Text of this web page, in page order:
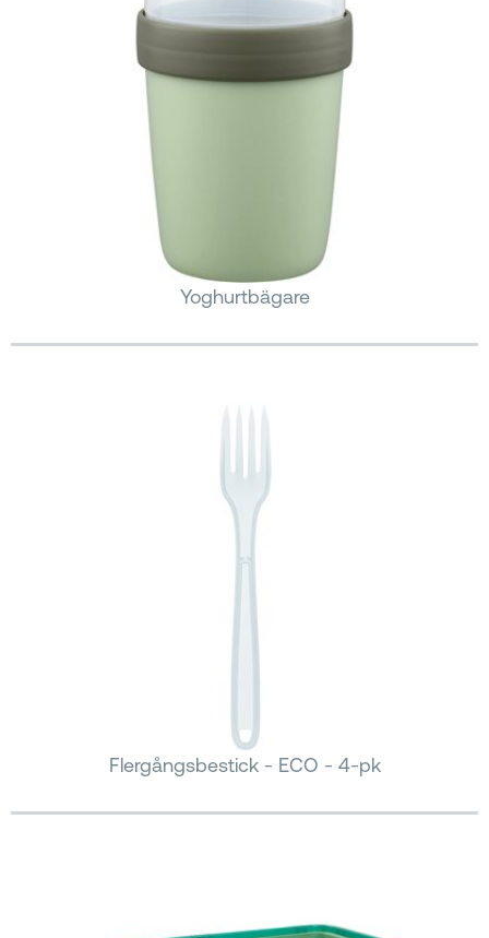
Yoghurtbägare
Flergångsbestick - ECO - 4-pk